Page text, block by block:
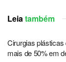
Leiatambém
Cirurgias
mais de 50% em